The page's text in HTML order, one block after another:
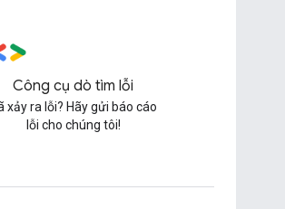
Công cụ dò tìm lỗi
xảy ra lỗi? Hãy gửi báo cáo
lỗi cho chúng tôi!